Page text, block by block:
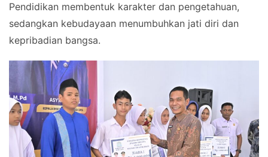
Pendidikan membentuk karakter dan pengetahuan,
sedangkan kebudayaan menumbuhkan jati diri dan
kepribadian bangsa.